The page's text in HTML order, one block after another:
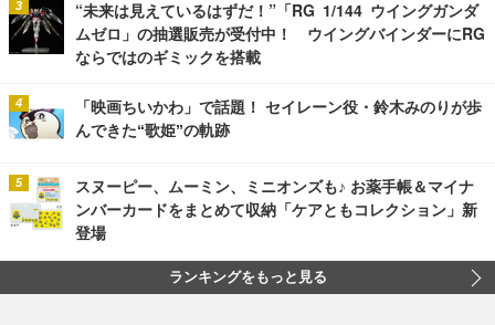
“未来は見えているはずだ！”「RG 1/144 ウイングガンダ
ムゼロ」の抽選販売が受付中！ ウイングバインダーにRG
ならではのギミックを搭載
「映画ちいかわ」で話題！ セイレーン役・鈴木みのりが歩
んできた“歌姫”の軌跡
スヌーピー、ムーミン、ミニオンズも♪ お薬手帳＆マイナ
ンバーカードをまとめて収納「ケアともコレクション」新
登場
ランキングをもっと見る